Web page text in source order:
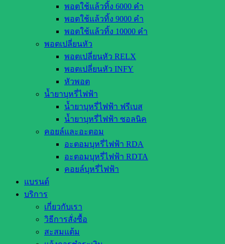
พอตใช้แล้วทิ้ง 6000 คำ
พอตใช้แล้วทิ้ง 9000 คำ
พอตใช้แล้วทิ้ง 10000 คำ
พอตเปลี่ยนหัว
พอตเปลี่ยนหัว RELX
พอตเปลี่ยนหัว INFY
หัวพอต
น้ำยาบุหรี่ไฟฟ้า
น้ำยาบุหรี่ไฟฟ้า ฟรีเบส
น้ำยาบุหรี่ไฟฟ้า ซอลนิค
คอยล์และอะตอม
อะตอมบุหรี่ไฟฟ้า RDA
อะตอมบุหรี่ไฟฟ้า RDTA
คอยล์บุหรี่ไฟฟ้า
แบรนด์
บริการ
เกี่ยวกับเรา
วิธีการสั่งซื้อ
สะสมแต้ม